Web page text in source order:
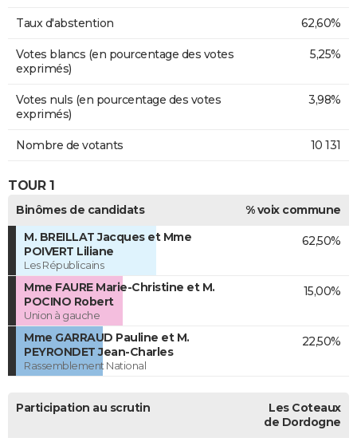
Taux d'abstention 62,60%
Votes blancs (en pourcentage des votes
exprimés)
5,25%
Votes nuls (en pourcentage des votes
exprimés)
3,98%
Nombre de votants 10 131
TOUR 1
Binômes de candidats
% voix commune
M. BREILLAT Jacques et Mme
POIVERT Liliane
Les Républicains
62,50%
Mme FAURE Marie-Christine et M.
POCINO Robert
Union à gauche
15,00%
Mme GARRAUD Pauline et M.
PEYRONDET Jean-Charles
Rassemblement National
22,50%
Participation au scrutin
Les Coteaux
de Dordogne